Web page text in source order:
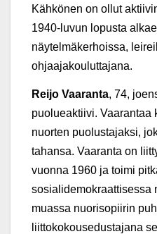
Kähkönen on ollut
1940-luvun lopusta
näytelmäkerhoissa,
ohjaajakouluttajana.
Reijo Vaaranta, 74,
puolueaktiivi. Vaarantaa
nuorten puolustajaksi,
tahansa. Vaaranta on
vuonna 1960 ja toimi
sosialidemokraattisessa
muassa nuorisopiirin
liittokokousedustajana